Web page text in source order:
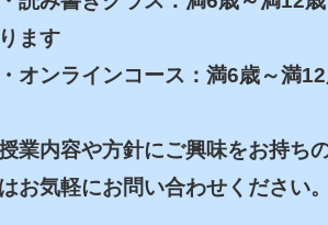
ります
・オンラインコース：満6歳～満
業内容や方針にご興味をお持ち
はお気軽にお問い合わせください